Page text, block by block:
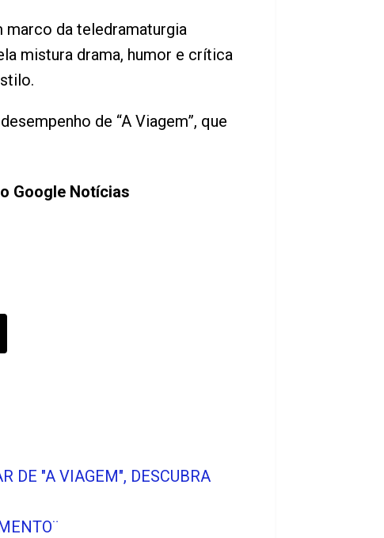
marco da teledramaturgia
mistura drama, humor e crítica
de “A Viagem”, que
Google Notícias
DE "A VIAGEM", DESCUBRA